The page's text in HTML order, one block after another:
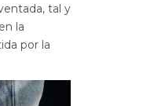
tal y
la
por la